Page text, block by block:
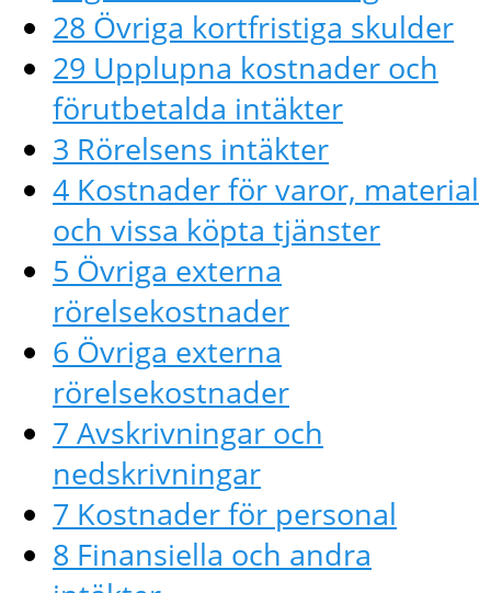
28 Övriga kortfristiga skulder
29 Upplupna kostnader och
förutbetalda intäkter
3 Rörelsens intäkter
4 Kostnader för varor, material
och vissa köpta tjänster
5 Övriga externa
rörelsekostnader
6 Övriga externa
rörelsekostnader
7 Avskrivningar och
nedskrivningar
7 Kostnader för personal
8 Finansiella och andra